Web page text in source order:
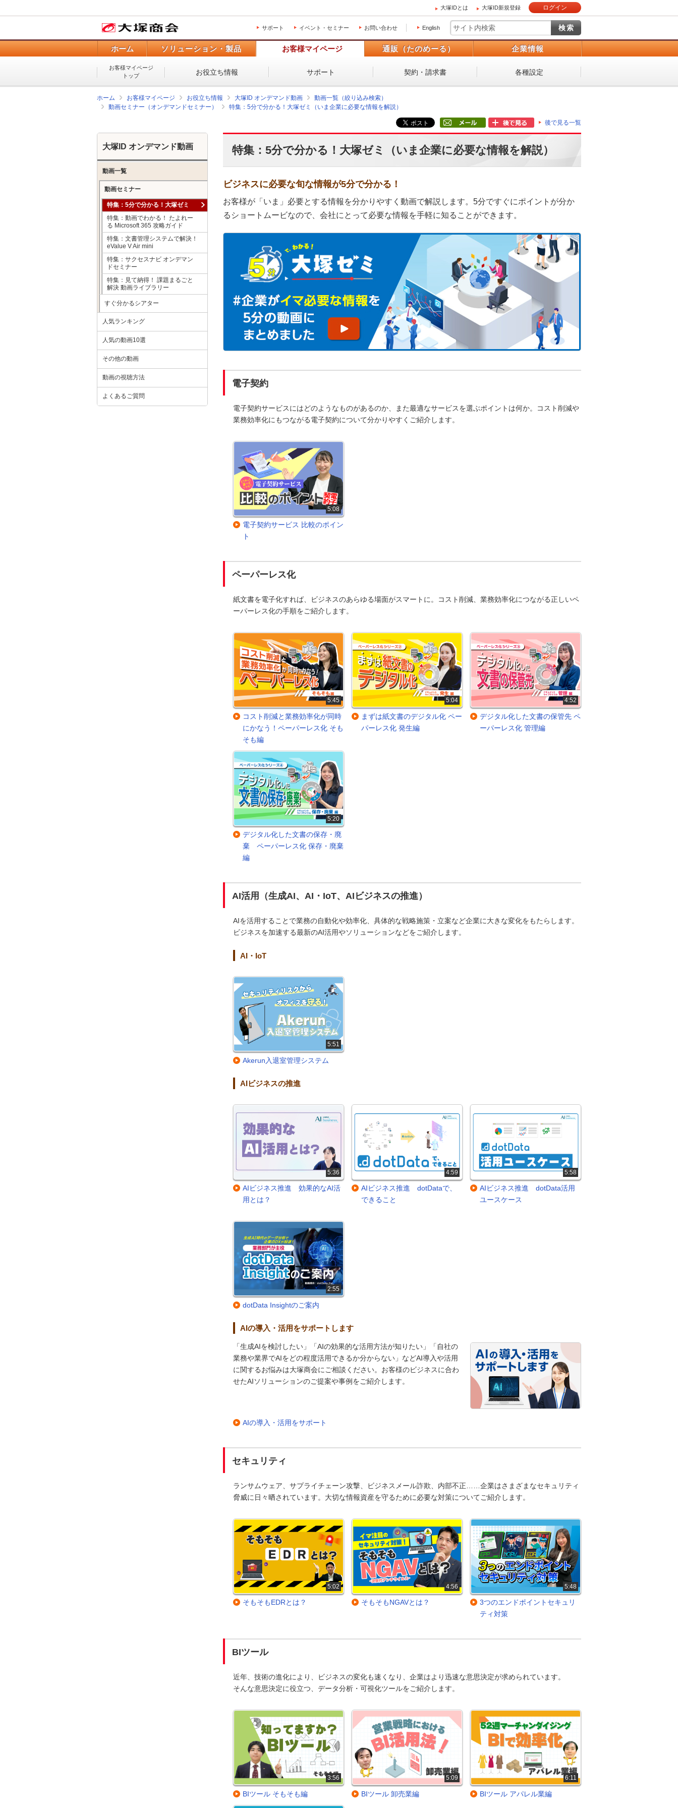
大塚IDとは 大塚ID新規登録 ログイン
サポート イベント・セミナー お問い合わせ English
ホーム ソリューション・製品 お客様マイページ 通販（たのめーる） 企業情報
お客様マイページ
トップ
お役立ち情報 サポート 契約・請求書 各種設定
ホーム お客様マイページ お役立ち情報 大塚ID オンデマンド動画
動画一覧（絞り込み検索）
動画セミナー（オンデマンドセミナー）
特集：5分で分かる！大塚ゼミ（いま企業に必要な情報を解説）
後で見る一覧
特集：5分で分かる！大塚ゼミ（いま企業に必要な情報を解説）
ビジネスに必要な旬な情報が5分で分かる！
お客様が「いま」必要とする情報を分かりやすく動画で解説します。5分ですぐにポイントが分か
るショートムービなので、会社にとって必要な情報を手軽に知ることができます。
電子契約
電子契約サービスにはどのようなものがあるのか、また最適なサービスを選ぶポイントは何か。コスト削減や
業務効率化にもつながる電子契約について分かりやすくご紹介します。
5:08
電子契約サービス 比較のポイン
ト
ペーパーレス化
紙文書を電子化すれば、ビジネスのあらゆる場面がスマートに。コスト削減、業務効率化につながる正しいペ
ーパーレス化の手順をご紹介します。
5:45
コスト削減と業務効率化が同時
にかなう！ペーパーレス化 そも
そも編
5:04
まずは紙文書のデジタル化 ペー
パーレス化 発生編
4:52
デジタル化した文書の保管先 ペ
ーパーレス化 管理編
5:20
デジタル化した文書の保存・廃
棄 ペーパーレス化 保存・廃棄
編
AI活用（生成AI、AI・IoT、AIビジネスの推進）
AIを活用することで業務の自動化や効率化、具体的な戦略施策・立案など企業に大きな変化をもたらします。
ビジネスを加速する最新のAI活用やソリューションなどをご紹介します。
AI・IoT
5:51
Akerun入退室管理システム
AIビジネスの推進
5:36
AIビジネス推進 効果的なAI活
用とは？
4:59
AIビジネス推進 dotDataで、
できること
5:58
AIビジネス推進 dotData活用
ユースケース
2:55
dotData Insightのご案内
AIの導入・活用をサポートします
「生成AIを検討したい」「AIの効果的な活用方法が知りたい」「自社の
業務や業界でAIをどの程度活用できるか分からない」などAI導入や活用
に関するお悩みは大塚商会にご相談ください。お客様のビジネスに合わ
せたAIソリューションのご提案や事例をご紹介します。
AIの導入・活用をサポート
セキュリティ
ランサムウェア、サプライチェーン攻撃、ビジネスメール詐欺、内部不正……企業はさまざまなセキュリティ
脅威に日々晒されています。大切な情報資産を守るために必要な対策についてご紹介します。
5:02
そもそもEDRとは？
4:56
そもそもNGAVとは？
5:48
3つのエンドポイントセキュリ
ティ対策
BIツール
近年、技術の進化により、ビジネスの変化も速くなり、企業はより迅速な意思決定が求められています。
そんな意思決定に役立つ、データ分析・可視化ツールをご紹介します。
3:56
BIツール そもそも編
5:09
BIツール 卸売業編
6:11
BIツール アパレル業編
大塚ID オンデマンド動画
動画一覧
動画セミナー
特集：5分で分かる！大塚ゼミ
特集：動画でわかる！ たよれー
る Microsoft 365 攻略ガイド
特集：文書管理システムで解決！
eValue V Air mini
特集：サクセスナビ オンデマン
ドセミナー
特集：見て納得！ 課題まるごと
解決 動画ライブラリー
すぐ分かるシアター
人気ランキング
人気の動画10選
その他の動画
動画の視聴方法
よくあるご質問